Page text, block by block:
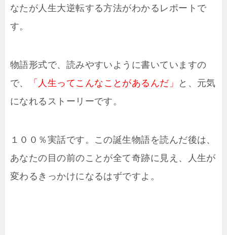
なたが人生大逆転する方法がわかるレポートで
す。
物語形式で、読みやすいように書いていますの
で、
「人生ってこんなことがあるんだ」
と、元気
になれるストーリーです。
１００％実話です。この誕生物語を読んだ後は、
あなたの目の前のことが全て奇跡に見え、人生が
変わるきっかけになるはずですよ。